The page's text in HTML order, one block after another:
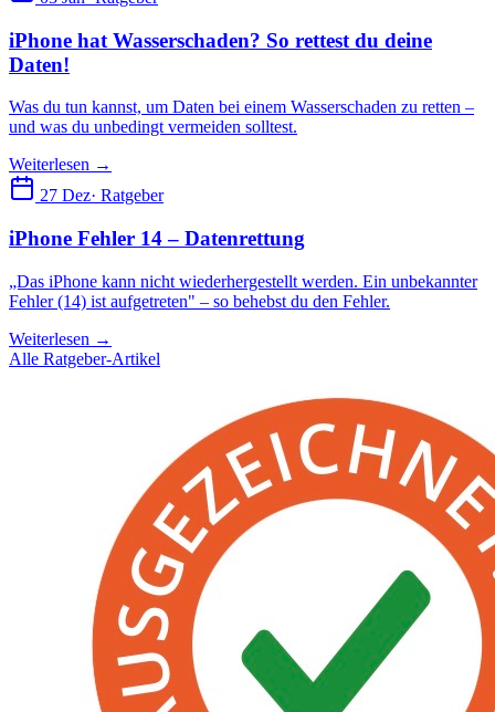
iPhone hat Wasserschaden? So rettest du deine
Daten!
Was du tun kannst, um Daten bei einem Wasserschaden zu retten –
und was du unbedingt vermeiden solltest.
Weiterlesen →
27 Dez· Ratgeber
iPhone Fehler 14 – Datenrettung
„Das iPhone kann nicht wiederhergestellt werden. Ein unbekannter
Fehler (14) ist aufgetreten" – so behebst du den Fehler.
Weiterlesen →
Alle Ratgeber-Artikel